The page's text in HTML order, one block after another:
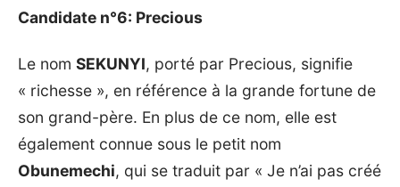
Candidate n°6: Precious
Le nom SEKUNYI, porté par Precious, signifie
« richesse », en référence à la grande fortune de
son grand-père. En plus de ce nom, elle est
également connue sous le petit nom
Obunemechi, qui se traduit par « Je n’ai pas créé